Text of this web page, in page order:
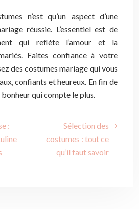
n’est qu’un aspect d’une
réussie. L’essentiel est de
qui reflète l’amour et la
Faites confiance à votre
des costumes mariage qui vous
confiants et heureux. En fin de
qui compte le plus.
:
Sélection des
costumes : tout ce
qu’il faut savoir